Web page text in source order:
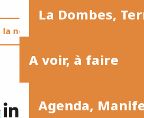
La Dombes,
A voir, à faire
Agenda,
newsletter